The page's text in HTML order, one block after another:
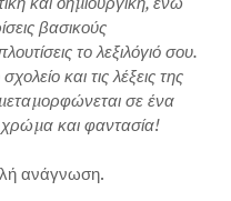
βασικούς
το λεξιλόγιό σου.
και τις λέξεις της
σε ένα
και φαντασία!
ανάγνωση.